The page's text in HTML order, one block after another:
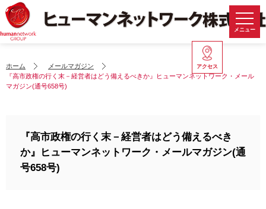
メニュー
アクセス
ホーム
メールマガジン
『高市政権の行く末－経営者はどう備えるべきか』ヒューマンネットワーク・メール
マガジン(通号658号)
『高市政権の行く末－経営者はどう備えるべき
か』ヒューマンネットワーク・メールマガジン(通
号658号)